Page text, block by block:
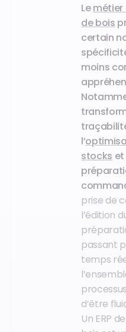
Lemétier
de bois
certain
moins
l’
stocks
prise de
l’édition
passant
temps
d’être
Un ERP